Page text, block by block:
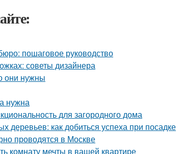
пошаговое руководство
советы дизайнера
они нужны
нужна
для загородного дома
деревьев: как добиться успеха при посадке
проводятся в Москве
комнату мечты в вашей квартире